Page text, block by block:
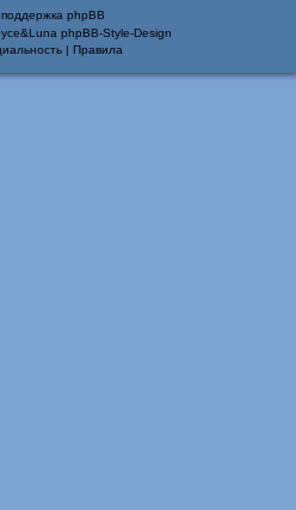
поддержка phpBB
phpBB-Style-Design
| Правила